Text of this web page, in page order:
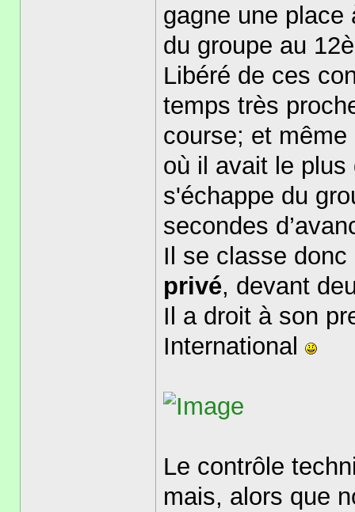
gagne une place
du groupe au
Libéré de ces
temps très
course; et
où il avait le
s'échappe du
secondes
Il se classe donc
privé, devant
Il a droit à son
International
Le contrôle
mais, alors que